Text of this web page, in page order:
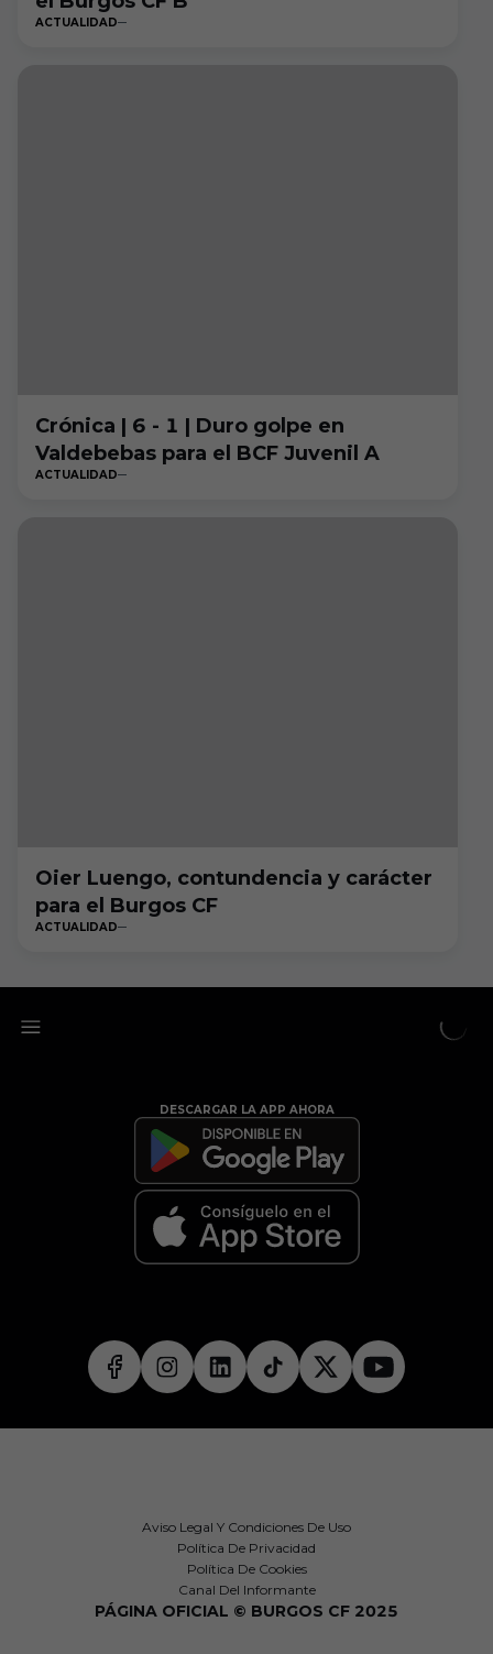
ACTUALIDAD
Crónica | 6 - 1 | Duro golpe en
Valdebebas para el BCF Juvenil A
ACTUALIDAD
Oier Luengo, contundencia y carácter
para el Burgos CF
ACTUALIDAD
DESCARGAR LA APP AHORA
Aviso Legal Y Condiciones De Uso
Política De Privacidad
Política De Cookies
Canal Del Informante
PÁGINA OFICIAL © BURGOS CF 2025